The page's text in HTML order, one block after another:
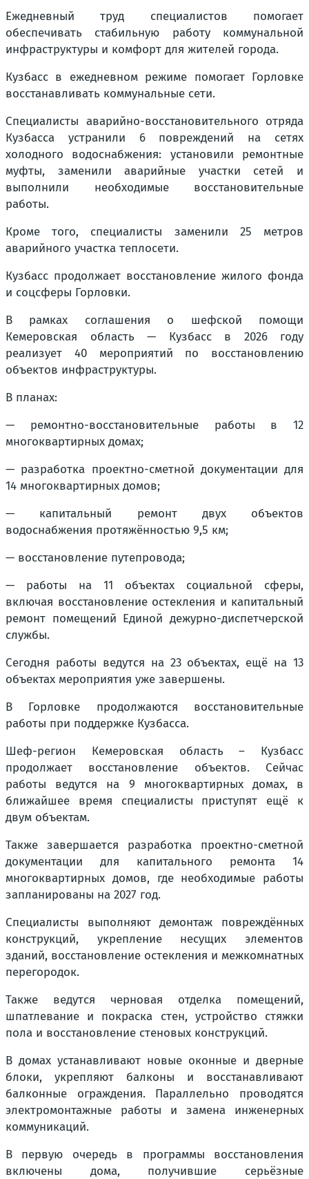
Ежедневный труд специалистов помогает
обеспечивать стабильную работу коммунальной
инфраструктуры и комфорт для жителей города.
Кузбасс в ежедневном режиме помогает Горловке
восстанавливать коммунальные сети.
Специалисты аварийно-восстановительного отряда
Кузбасса устранили 6 повреждений на сетях
холодного водоснабжения: установили ремонтные
муфты, заменили аварийные участки сетей и
выполнили необходимые восстановительные
работы.
Кроме того, специалисты заменили 25 метров
аварийного участка теплосети.
Кузбасс продолжает восстановление жилого фонда
и соцсферы Горловки.
В рамках соглашения о шефской помощи
Кемеровская область — Кузбасс в 2026 году
реализует 40 мероприятий по восстановлению
объектов инфраструктуры.
В планах:
— ремонтно-восстановительные работы в 12
многоквартирных домах;
— разработка проектно-сметной документации для
14 многоквартирных домов;
— капитальный ремонт двух объектов
водоснабжения протяжённостью 9,5 км;
— восстановление путепровода;
— работы на 11 объектах социальной сферы,
включая восстановление остекления и капитальный
ремонт помещений Единой дежурно-диспетчерской
службы.
Сегодня работы ведутся на 23 объектах, ещё на 13
объектах мероприятия уже завершены.
В Горловке продолжаются восстановительные
работы при поддержке Кузбасса.
Шеф-регион Кемеровская область – Кузбасс
продолжает восстановление объектов. Сейчас
работы ведутся на 9 многоквартирных домах, в
ближайшее время специалисты приступят ещё к
двум объектам.
Также завершается разработка проектно-сметной
документации для капитального ремонта 14
многоквартирных домов, где необходимые работы
запланированы на 2027 год.
Специалисты выполняют демонтаж повреждённых
конструкций, укрепление несущих элементов
зданий, восстановление остекления и межкомнатных
перегородок.
Также ведутся черновая отделка помещений,
шпатлевание и покраска стен, устройство стяжки
пола и восстановление стеновых конструкций.
В домах устанавливают новые оконные и дверные
блоки, укрепляют балконы и восстанавливают
балконные ограждения. Параллельно проводятся
электромонтажные работы и замена инженерных
коммуникаций.
В первую очередь в программы восстановления
включены дома, получившие серьёзные